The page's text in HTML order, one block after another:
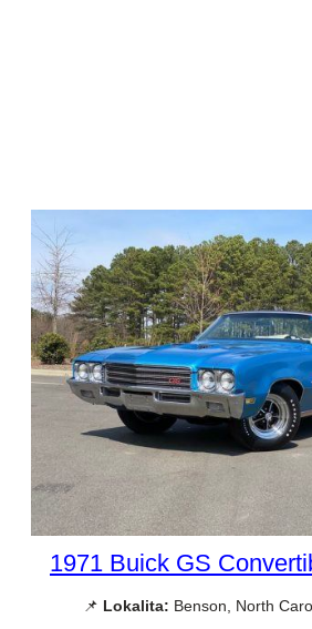
1971 Buick GS
📌 Lokalita: Benson, North